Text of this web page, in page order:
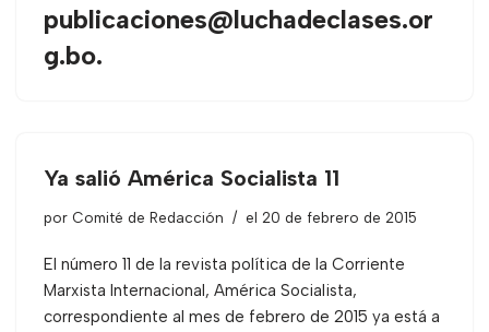
publicaciones@luchadeclases.or
g.bo.
Ya salió América Socialista 11
por Comité de Redacción el 20 de febrero de 2015
El número 11 de la revista política de la Corriente
Marxista Internacional, América Socialista,
correspondiente al mes de febrero de 2015 ya está a